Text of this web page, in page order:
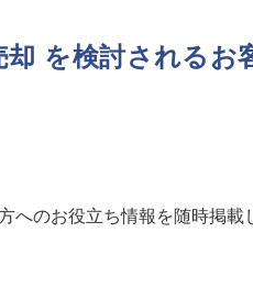
を検討されるお
へのお役立ち情報を随時掲載